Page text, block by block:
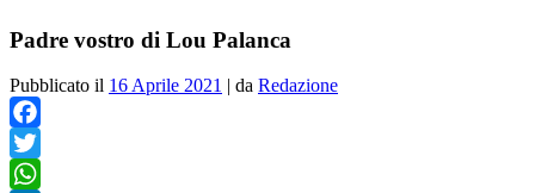
Padre vostro di Lou Palanca
Pubblicato il 16 Aprile 2021 | da Redazione
Facebook
Twitter